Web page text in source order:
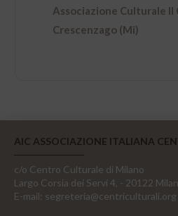
Associazione Culturale Il
Crescenzago (Mi)
AIC ASSOCIAZIONE ITALIANA
c/o Centro Culturale di Milano
Largo Corsia dei Servi 4, - 20122
E-mail: segreteria@centriculturali.org